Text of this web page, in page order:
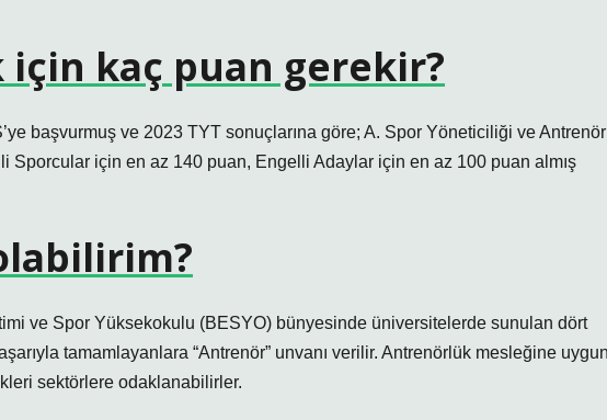
kaç puan gerekir?
başvurmuş ve 2023 TYT sonuçlarına göre; A. Spor Yöneticiliği ve Antrenör
Sporcular için en az 140 puan, Engelli Adaylar için en az 100 puan almış
ve Spor Yüksekokulu (BESYO) bünyesinde üniversitelerde sunulan dört
tamamlayanlara “Antrenör” unvanı verilir. Antrenörlük mesleğine
sektörlere odaklanabilirler.